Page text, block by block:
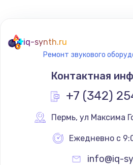
iq-synth.ru
Ремонт звукового
Контактная
+7 (342)
Пермь, ул Максима
Ежедневно с
info@iq-